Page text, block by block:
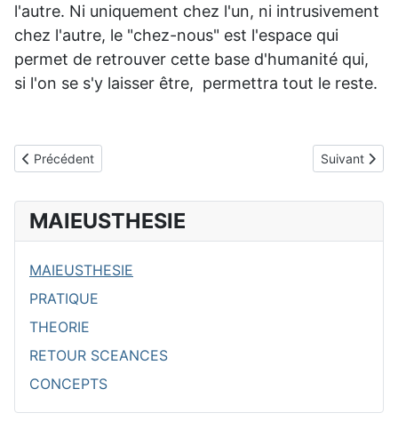
l'autre. Ni uniquement chez l'un, ni intrusivement
chez l'autre, le "chez-nous" est l'espace qui
permet de retrouver cette base d'humanité qui,
si l'on se s'y laisser être, permettra tout le reste.
Article précédent : Le pardon
Précédent Article
Suivant
MAIEUSTHESIE
MAIEUSTHESIE
PRATIQUE
THEORIE
RETOUR SCEANCES
CONCEPTS